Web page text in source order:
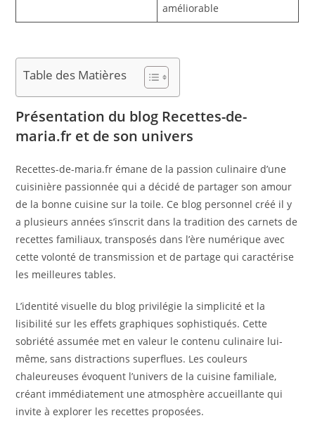
améliorable
Table des Matières
Présentation du blog Recettes-de-
maria.fr et de son univers
Recettes-de-maria.fr émane de la passion culinaire d’une
cuisinière passionnée qui a décidé de partager son amour
de la bonne cuisine sur la toile. Ce blog personnel créé il y
a plusieurs années s’inscrit dans la tradition des carnets de
recettes familiaux, transposés dans l’ère numérique avec
cette volonté de transmission et de partage qui caractérise
les meilleures tables.
L’identité visuelle du blog privilégie la simplicité et la
lisibilité sur les effets graphiques sophistiqués. Cette
sobriété assumée met en valeur le contenu culinaire lui-
même, sans distractions superflues. Les couleurs
chaleureuses évoquent l’univers de la cuisine familiale,
créant immédiatement une atmosphère accueillante qui
invite à explorer les recettes proposées.